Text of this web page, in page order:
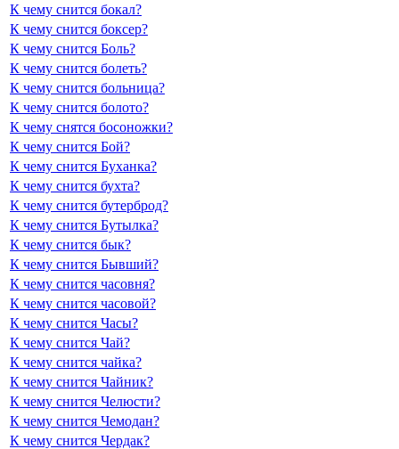
К чему снится бокал?
К чему снится боксер?
К чему снится Боль?
К чему снится болеть?
К чему снится больница?
К чему снится болото?
К чему снятся босоножки?
К чему снится Бой?
К чему снится Буханка?
К чему снится бухта?
К чему снится бутерброд?
К чему снится Бутылка?
К чему снится бык?
К чему снится Бывший?
К чему снится часовня?
К чему снится часовой?
К чему снится Часы?
К чему снится Чай?
К чему снится чайка?
К чему снится Чайник?
К чему снится Челюсти?
К чему снится Чемодан?
К чему снится Чердак?